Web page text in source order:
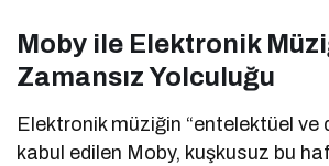
Moby ile Elektronik
Zamansız Yolculuğu
Elektronik müziğin “entelektüel ve
kabul edilen Moby, kuşkusuz bu